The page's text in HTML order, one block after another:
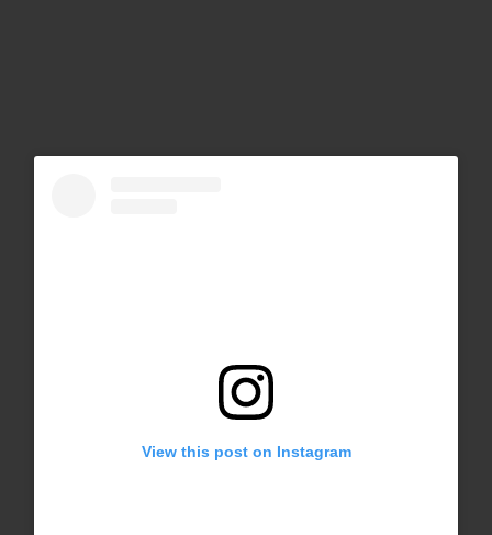
View this post on Instagram